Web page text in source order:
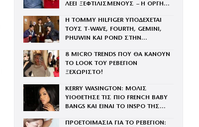
ΛΕΕΙ ΞΕΦΤΙΛΙΣΜΕΝΟΥΣ – Η ΟΡΓΗ
Η TOMMY HILFIGER ΥΠΟΔΕΧΕΤΑΙ
ΤΟΥΣ Τ-WAVE, FOURTH, GEMINI,
PHUWIN ΚΑΙ POND ΣΤΗΝ
8 MICRO TRENDS ΠΟΥ ΘΑ ΚΑΝΟΥΝ
ΤΟ LOOK ΤΟΥ ΡΕΒΕΓΙΟΝ
ΞΕΧΩΡΙΣΤΟ!
KERRY WASINGTON: ΜΟΛΙΣ
ΥΙΟΘΕΤΗΣΕ ΤΙΣ ΠΙΟ FRENCH BABY
BANGS ΚΑΙ ΕΙΝΑΙ ΤΟ INSPO ΤΗΣ
ΠΡΟΕΤΟΙΜΑΣΙΑ ΓΙΑ ΤΟ ΡΕΒΕΓΙΟΝ: